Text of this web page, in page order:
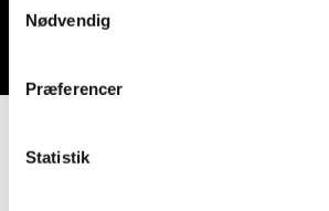
Nødvendig
Præferencer
Statistik
Du vil måske også